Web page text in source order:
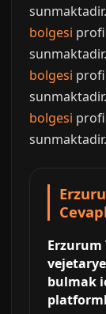
bolgesi
bolgesi
bolgesi
sunmaktadir.
Erzurum
bulmak